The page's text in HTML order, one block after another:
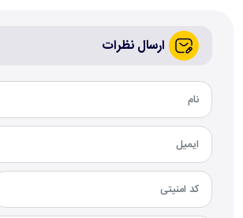
ارسال نظرات